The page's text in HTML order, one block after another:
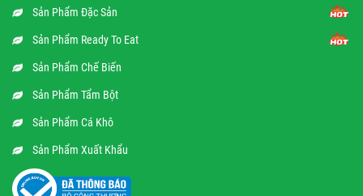
Sản Phẩm Đặc Sản
Sản Phẩm Ready To Eat
Sản Phẩm Chế Biến
Sản Phẩm Tẩm Bột
Sản Phẩm Cá Khô
Sản Phẩm Xuất Khẩu